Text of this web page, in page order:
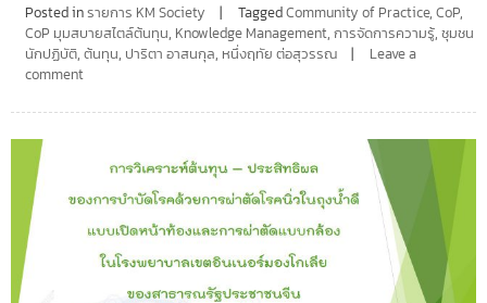
Posted inรายการ KM Society TaggedCommunity of Practice, CoP,
CoP มุมสบายสไตล์ต้นทุน, Knowledge Management, การจัดการความรู้, ชุมชน
นักปฏิบัติ, ต้นทุน, ปาริตา อาสนกุล, หนึ่งฤทัย ต่อสุวรรณ
Leave a
comment